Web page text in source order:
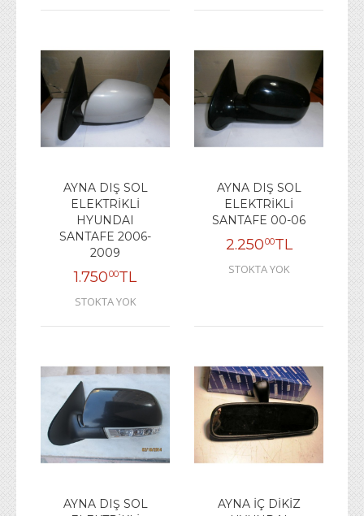
AYNA DIŞ SOL
ELEKTRİKLİ
HYUNDAI
SANTAFE 2006-
2009
1.75000TL
STOKTA YOK
AYNA DIŞ SOL
ELEKTRİKLİ
SANTAFE 00-06
2.25000TL
STOKTA YOK
AYNA DIŞ SOL
AYNA İÇ DİKİZ